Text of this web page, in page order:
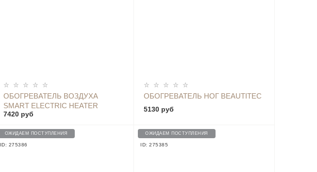
ОБОГРЕВАТЕЛЬ ВОЗДУХА
SMART ELECTRIC HEATER
SMART VERSION PRO - DNQ05ZM
7420 руб
ОПОВЕСТИТЬ ОБОГРЕВАТЕЛЬ НОГ BEAUTITEC
5130 руб
ОПОВЕСТИТЬ
ОЖИДАЕМ ПОСТУПЛЕНИЯ
ID: 275386
ОЖИДАЕМ ПОСТУПЛЕНИЯ
ID: 275385